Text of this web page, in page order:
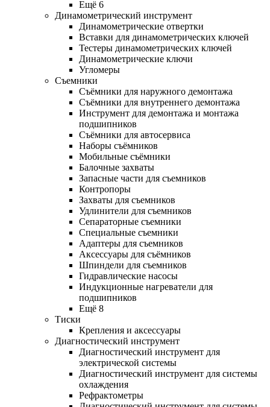
Ещё 6
Динамометрический инструмент
Динамометрические отвертки
Вставки для динамометрических ключей
Тестеры динамометрических ключей
Динамометрические ключи
Угломеры
Съемники
Съёмники для наружного демонтажа
Съёмники для внутреннего демонтажа
Инструмент для демонтажа и монтажа
подшипников
Съёмники для автосервиса
Наборы съёмников
Мобильные съёмники
Балочные захваты
Запасные части для съемников
Контропоры
Захваты для съемников
Удлинители для съемников
Сепараторные съемники
Специальные съемники
Адаптеры для съемников
Аксессуары для съёмников
Шпиндели для съемников
Гидравлические насосы
Индукционные нагреватели для
подшипников
Ещё 8
Тиски
Крепления и аксессуары
Диагностический инструмент
Диагностический инструмент для
электрической системы
Диагностический инструмент для системы
охлаждения
Рефрактометры